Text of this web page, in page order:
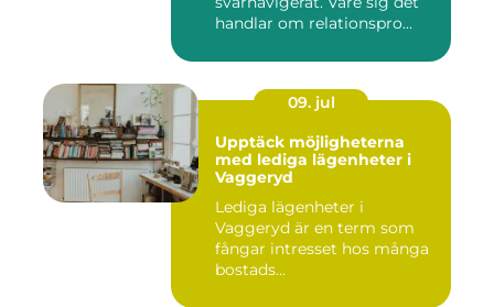
handlar om relationspro...
09. jul
Upptäck möjligheterna
med lediga lägenheter i
Vaggeryd
Lediga lägenheter i
Vaggeryd är en term som
fångar intresset hos många
bostads...